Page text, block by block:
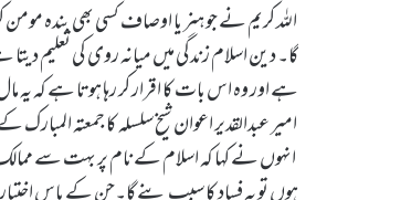
اللہ کریم نے جو ہنر یا اوصاف کسی بھی بندہ
گا۔ دین اسلام زندگی میں میانہ روی کی تعلیم
ہے اور وہ اس بات کا اقرار کر رہا ہوتا ہے کہ
امیر عبدالقدیر اعوان شیخ سلسلہ کا جمعتہ
انہوں نے کہا کہ اسلام کے نام پر بہت سے ممالک